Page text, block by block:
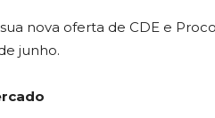
nova oferta de CDE e
junho.